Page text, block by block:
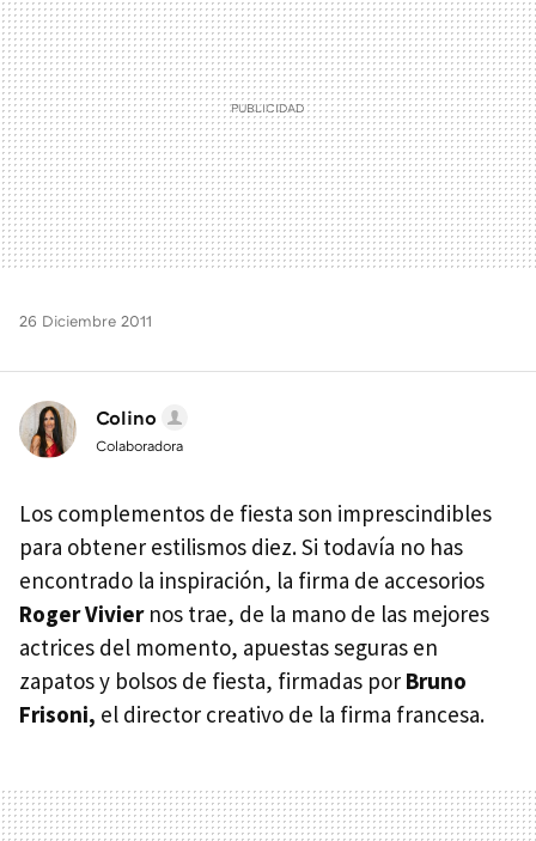
26 Diciembre 2011
Colino
Colaboradora
Los complementos de fiesta son imprescindibles
para obtener estilismos diez. Si todavía no has
encontrado la inspiración, la firma de accesorios
Roger Vivier nos trae, de la mano de las mejores
actrices del momento, apuestas seguras en
zapatos y bolsos de fiesta, firmadas por Bruno
Frisoni, el director creativo de la firma francesa.